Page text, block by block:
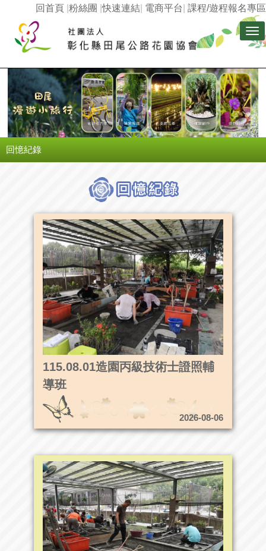
課程/遊程報名專區
電商平台
快速連結
粉絲團 |
回首頁
回憶紀錄
115.08.01造園丙級技術士證照輔
導班
2026-08-06